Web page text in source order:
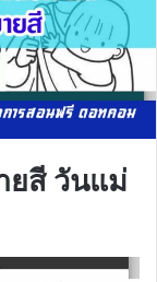
ยสี วันแม่